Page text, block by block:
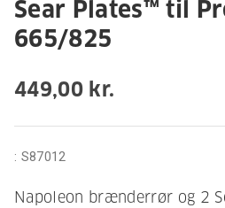
Sear Plates™ til
665/825
449,00 kr.
: S87012
Napoleon brænderrør og 2